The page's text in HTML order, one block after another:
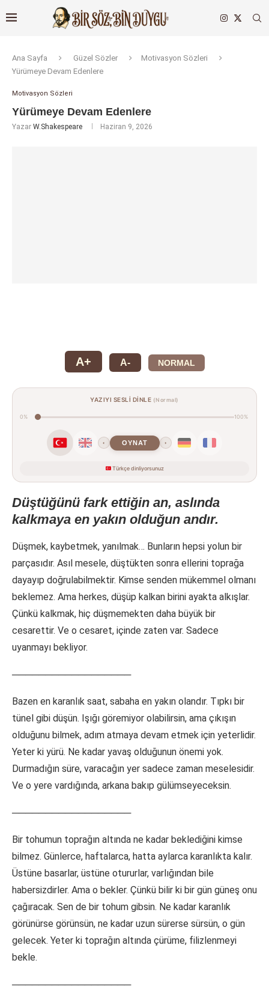
Ana Sayfa Güzel Sözler
Motivasyon Sözleri
Yürümeye Devam Edenlere
Motivasyon Sözleri
Yürümeye Devam Edenlere
Yazar W.Shakespeare Haziran 9, 2026
A+ A- NORMAL
YAZIYI SESLİ DİNLE (Normal)
0% 100%
‹ OYNAT ›
Türkçe dinliyorsunuz
Düştüğünü fark ettiğin an, aslında
kalkmaya en yakın olduğun andır.
Düşmek, kaybetmek, yanılmak… Bunların hepsi yolun bir
parçasıdır. Asıl mesele, düştükten sonra ellerini toprağa
dayayıp doğrulabilmektir. Kimse senden mükemmel olmanı
beklemez. Ama herkes, düşüp kalkan birini ayakta alkışlar.
Çünkü kalkmak, hiç düşmemekten daha büyük bir
cesarettir. Ve o cesaret, içinde zaten var. Sadece
uyanmayı bekliyor.
──────────────────
Bazen en karanlık saat, sabaha en yakın olandır. Tıpkı bir
tünel gibi düşün. Işığı göremiyor olabilirsin, ama çıkışın
olduğunu bilmek, adım atmaya devam etmek için yeterlidir.
Yeter ki yürü. Ne kadar yavaş olduğunun önemi yok.
Durmadığın süre, varacağın yer sadece zaman meselesidir.
Ve o yere vardığında, arkana bakıp gülümseyeceksin.
──────────────────
Bir tohumun toprağın altında ne kadar beklediğini kimse
bilmez. Günlerce, haftalarca, hatta aylarca karanlıkta kalır.
Üstüne basarlar, üstüne otururlar, varlığından bile
habersizdirler. Ama o bekler. Çünkü bilir ki bir gün güneş onu
çağıracak. Sen de bir tohum gibsin. Ne kadar karanlık
görünürse görünsün, ne kadar uzun sürerse sürsün, o gün
gelecek. Yeter ki toprağın altında çürüme, filizlenmeyi
bekle.
──────────────────